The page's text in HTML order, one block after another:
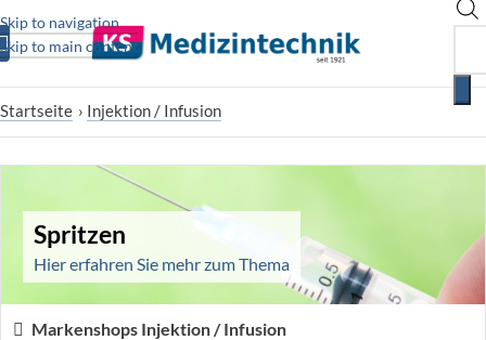
Skip to navigation
Skip to main content
Startseite › Injektion / Infusion
Spritzen
Hier erfahren Sie mehr zum Thema
Markenshops Injektion / Infusion